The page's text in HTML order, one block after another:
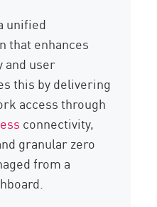
unified
that enhances
and user
this by delivering
access through
connectivity,
granular zero
from a